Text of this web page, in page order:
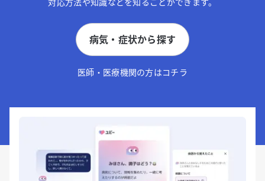
対応方法や知識などを知ることができます。
病気・症状から探す
医師・医療機関の方はコチラ